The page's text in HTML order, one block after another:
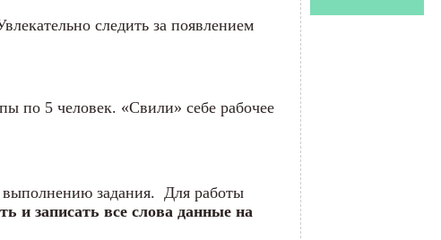
следить за появлением
по 5 человек. «Свили» себе рабочее
выполнению задания. Для работы
и записать все слова данные на